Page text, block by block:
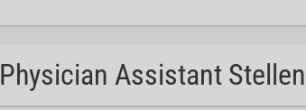
Physician Assistant